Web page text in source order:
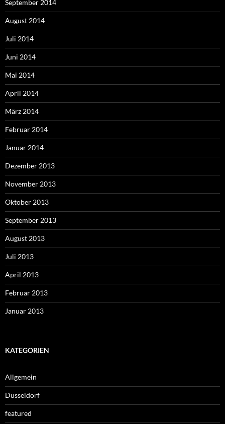
September 2014
August 2014
Juli 2014
Juni 2014
Mai 2014
April 2014
März 2014
Februar 2014
Januar 2014
Dezember 2013
November 2013
Oktober 2013
September 2013
August 2013
Juli 2013
April 2013
Februar 2013
Januar 2013
KATEGORIEN
Allgemein
Düsseldorf
featured